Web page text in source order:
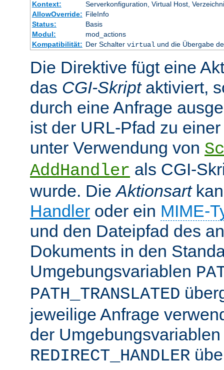
Kontext:
Serverkonfiguration, Virtual Host,
AllowOverride: FileInfo
Status:
Basis
Modul:
mod_actions
Kompatibilität: Der Schalter virtual und die Übergabe
Die Direktive fügt eine
das CGI-Skriptaktiviert,
durch eine Anfrage
ist der URL-Pfad zu
unter Verwendung von
AddHandler als CGI-
wurde. DieAktionsart
Handler oder ein MIME-
und den Dateipfad des
Dokuments in den
Umgebungsvariablen
PATH_TRANSLATED
jeweilige Anfrage
der Umgebungsvariablen
REDIRECT_HANDLER